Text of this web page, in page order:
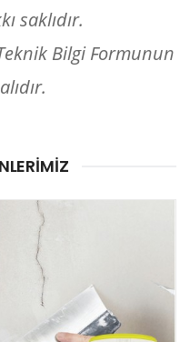
saklıdır.
Bilgi Formunun